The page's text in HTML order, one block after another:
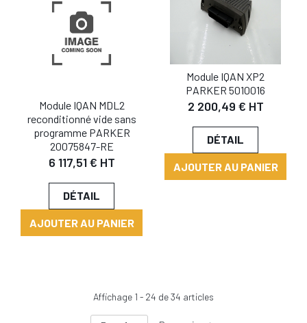
Module IQAN MDL2
reconditionné vide sans
programme PARKER
20075847-RE
6 117,51 € HT
DÉTAIL
AJOUTER AU PANIER
Module IQAN XP2
PARKER 5010016
2 200,49 € HT
DÉTAIL
AJOUTER AU PANIER
Affichage 1 - 24 de34 articles